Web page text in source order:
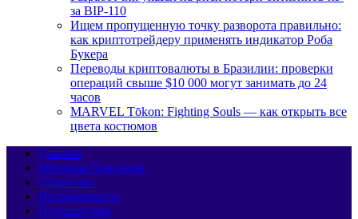
за BIP-110
Ищем пропущенную точку разворота правильно:
как криптотрейдеру применять индикатор Роба
Букера
Переводы криптовалюты в Бразилии: проверки
операций свыше $10 000 могут занимать до 24
часов
MARVEL Tōkon: Fighting Souls — как открыть все
цвета костюмов
Главная
Мировая Панорама
Общество
Недвижимость
Путешествия